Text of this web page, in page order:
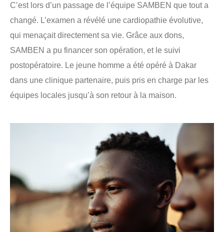
C’est lors d’un passage de l’équipe SAMBEN que tout a
changé. L’examen a révélé une cardiopathie évolutive,
qui menaçait directement sa vie. Grâce aux dons,
SAMBEN a pu financer son opération, et le suivi
postopératoire. Le jeune homme a été opéré à Dakar
dans une clinique partenaire, puis pris en charge par les
équipes locales jusqu’à son retour à la maison.